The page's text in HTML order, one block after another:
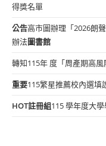
得獎名單
公告高市圖辦理「2026朗
辦法圖書館
轉知115年 度「周產期高風
重要115繁星推薦校內選填
HOT註冊組115 學年度大